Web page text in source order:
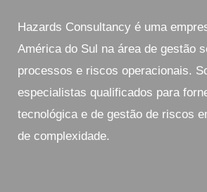
Hazards Consultancy é uma
América do Sul na área de gestão
processos e riscos operacionais.
especialistas qualificados para
tecnológica e de gestão de riscos
de complexidade.